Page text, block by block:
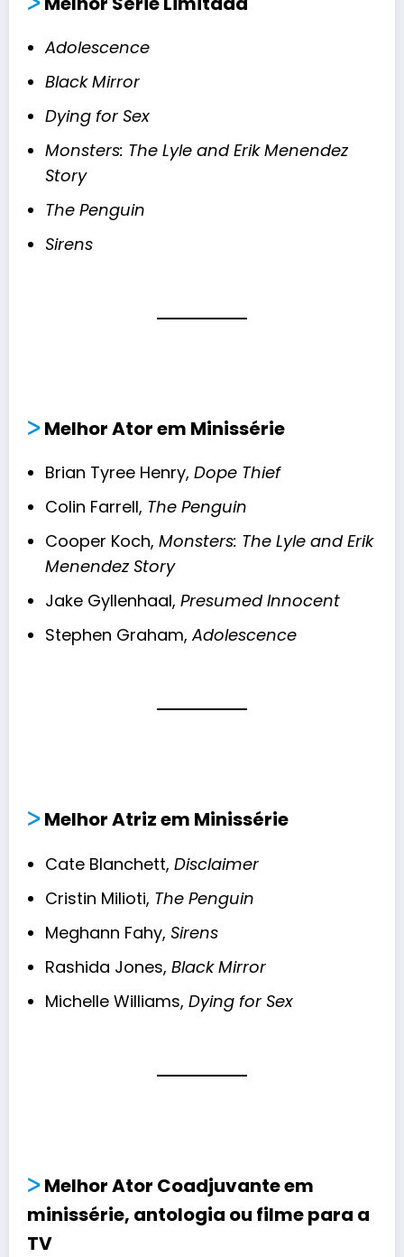
Adolescence
Black Mirror
Dying for Sex
Monsters: The Lyle and Erik Menendez
Story
The Penguin
Sirens
ᐳMelhor Ator em Minissérie
Brian Tyree Henry,Dope Thief
Colin Farrell, The Penguin
Cooper Koch,Monsters: The Lyle and Erik
Menendez Story
Jake Gyllenhaal,Presumed Innocent
Stephen Graham,Adolescence
ᐳMelhor Atriz em Minissérie
Cate Blanchett,Disclaimer
Cristin Milioti, The Penguin
Meghann Fahy, Sirens
Rashida Jones,Black Mirror
Michelle Williams,Dying for Sex
ᐳMelhor Ator Coadjuvante em
minissérie, antologia ou filme para a
TV